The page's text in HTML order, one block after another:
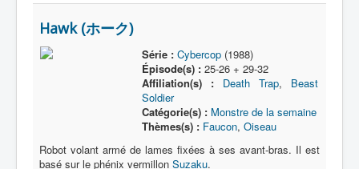
Archétype
[]
Hawk (ホーク)
Série : Cybercop(1988)
Épisode(s) :25-26 + 29-32
Affiliation(s) :
Death Trap, Beast
Soldier
Catégorie(s) : Monstre de la semaine
Thèmes(s) : Faucon, Oiseau
Robot volant armé de lames fixées à ses avant-bras. Il est
basé sur le phénix vermillon Suzaku.